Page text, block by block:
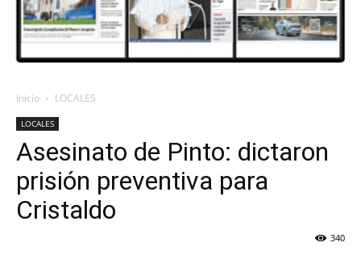
VALLE
Inicio LOCALES
LOCALES
Asesinato de Pinto: dictaron
prisión preventiva para
Cristaldo
340